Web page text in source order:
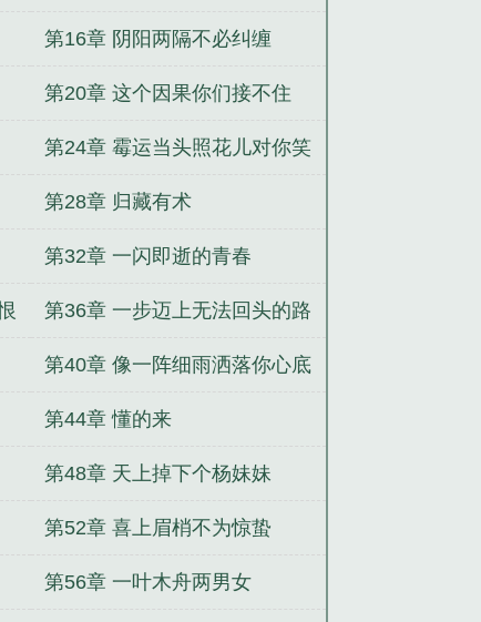
第16章 阴阳两隔不必纠缠
第20章 这个因果你们接不住
第24章 霉运当头照花儿对你笑
第28章 归藏有术
第32章 一闪即逝的青春
第36章 一步迈上无法回头的路
第40章 像一阵细雨洒落你心底
第44章 懂的来
第48章 天上掉下个杨妹妹
第52章 喜上眉梢不为惊蛰
第56章 一叶木舟两男女